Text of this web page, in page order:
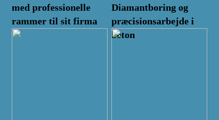
med professionelle
rammer til sit firma
Diamantboring og
præcisionsarbejde i
beton